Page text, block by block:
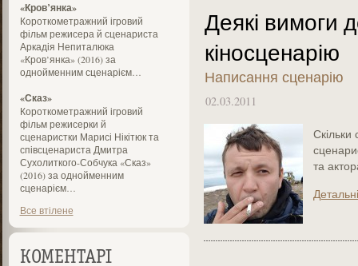
«Кров’янка»
Короткометражний ігровий
фільм режисера й сценариста
Аркадія Непиталюка
«Кров’янка» (2016) за
однойменним сценарієм…
«Сказ»
Короткометражний ігровий
фільм режисерки й
сценаристки Марисі Нікітюк та
співсценариста Дмитра
Сухолиткого-Собчука «Сказ»
(2016) за однойменним
сценарієм…
Все втілене
КОМЕНТАРІ
Деякі вимоги
кіносценарію
Написання сценарію
02.03.2011
Скільки
та